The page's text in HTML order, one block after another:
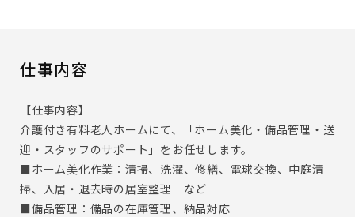
仕事内容
【仕事内容】
介護付き有料老人ホームにて、「ホーム美化・備品管理・送
迎・スタッフのサポート」をお任せします。
■ホーム美化作業：清掃、洗濯、修繕、電球交換、中庭清
掃、入居・退去時の居室整理 など
■備品管理：備品の在庫管理、納品対応